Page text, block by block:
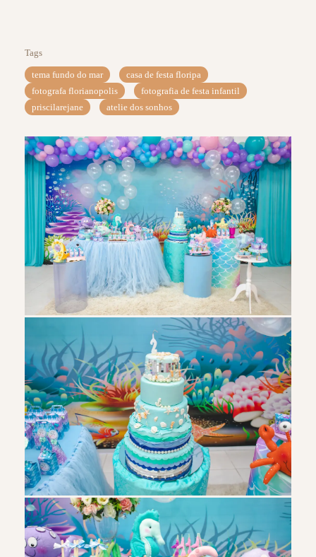
Tags
tema fundo do mar
casa de festa floripa
fotografa florianopolis
fotografia de festa infantil
priscilarejane
atelie dos sonhos